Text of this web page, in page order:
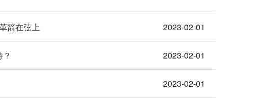
箭在弦上 2023-02-01
2023-02-01
2023-02-01